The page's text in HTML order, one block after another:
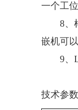
一个工
8、样
嵌机可
9、
技术参